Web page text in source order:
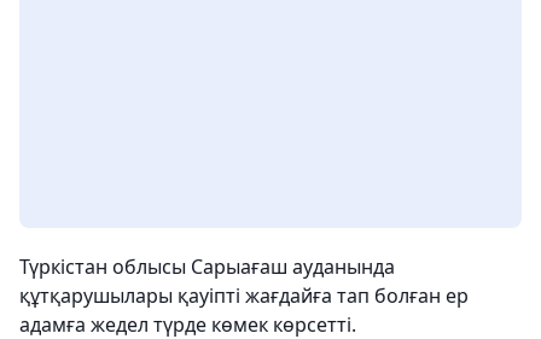
Түркістан облысы Сарыағаш ауданында
құтқарушылары қауіпті жағдайға тап болған ер
адамға жедел түрде көмек көрсетті.